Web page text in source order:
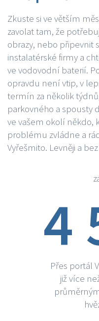
Zkuste si ve větším
zavolat tam, že
obrazy, nebo připevnit
instalatérské firmy a
ve vodovodní baterií.
opravdu není vtip, v
termín za několik
parkovného a spousty
ve vašem okolí někdo,
problému zvládne a
Vyřešmito. Levněji a
4
Přes portál
již více